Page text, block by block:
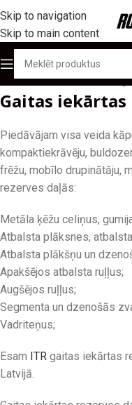
Skip to navigation
Skip to main content
Sākums/Produktu
Gaitas iekārtas
Piedāvājam visa veida
kompaktiekrāvēju,
frēžu, mobīlo drupinātāju,
rezerves daļās:
Metāla ķēžu celiņus,
Atbalsta plāksnes,
Atbalsta plākšņu un
Apakšējos atbalsta ruļļus;
Augšējos ruļļus;
Segmenta un dzenošās
Vadriteņus;
Esam ITR gaitas iekārtas
Latvijā.